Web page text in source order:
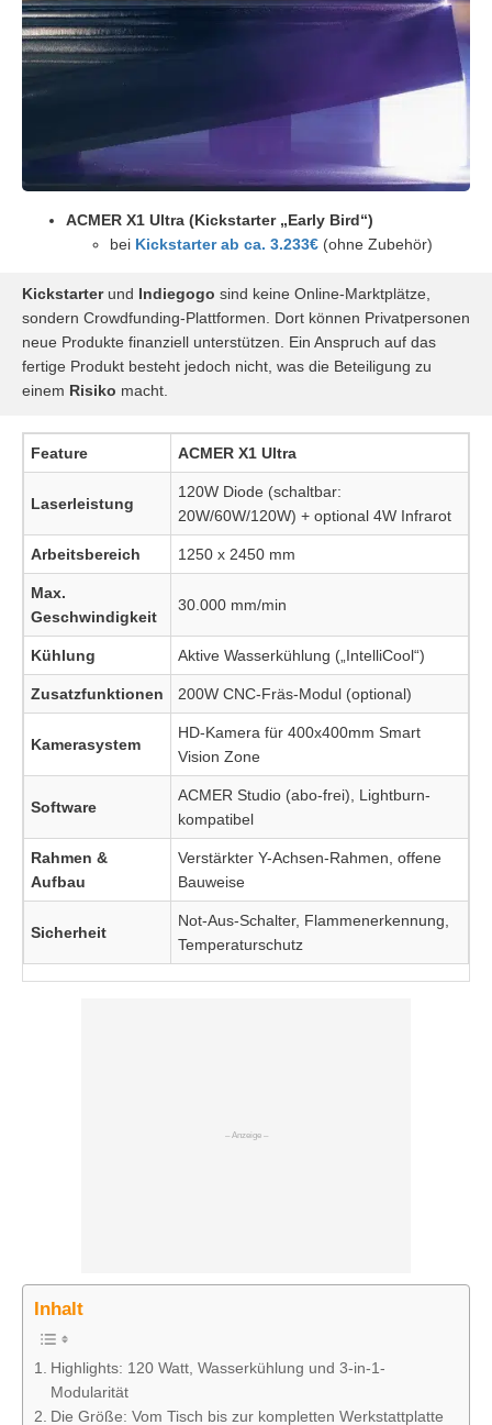
ACMER X1 Ultra (Kickstarter „Early Bird“)
bei Kickstarter ab ca. 3.233€ (ohne Zubehör)
Kickstarterund Indiegogo sind keine Online-Marktplätze,
sondern Crowdfunding-Plattformen. Dort können Privatpersonen
neue Produkte finanziell unterstützen. Ein Anspruch auf das
fertige Produkt besteht jedoch nicht, was die Beteiligung zu
einem Risiko macht.
Feature ACMER X1 Ultra
Laserleistung
120W Diode (schaltbar:
20W/60W/120W) + optional 4W Infrarot
Arbeitsbereich 1250 x 2450 mm
Max.
Geschwindigkeit
30.000 mm/min
Kühlung Aktive Wasserkühlung („IntelliCool“)
Zusatzfunktionen 200W CNC-Fräs-Modul (optional)
Kamerasystem
HD-Kamera für 400x400mm Smart
Vision Zone
Software
ACMER Studio (abo-frei), Lightburn-
kompatibel
Rahmen &
Aufbau
Verstärkter Y-Achsen-Rahmen, offene
Bauweise
Sicherheit
Not-Aus-Schalter, Flammenerkennung,
Temperaturschutz
Inhalt
Highlights: 120 Watt, Wasserkühlung und 3-in-1-
Modularität
Die Größe: Vom Tisch bis zur kompletten Werkstattplatte